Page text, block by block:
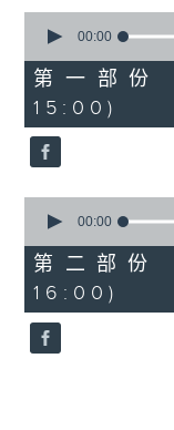
seconds
51
minutes,
20
seconds
00:00
第一部份
15:00)
seconds
51
minutes,
55
seconds
00:00
第二部份
16:00)